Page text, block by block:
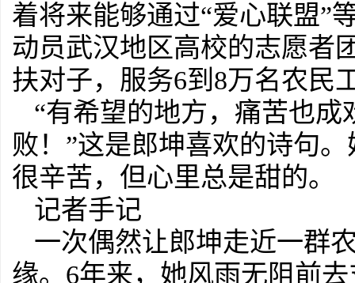
着将来能够通过“爱心联盟”
动员武汉地区高校的志愿者
扶对子，服务6到8万名农民
“有希望的地方，痛苦也
败！”这是郎坤喜欢的诗句
很辛苦，但心里总是甜的。
记者手记
一次偶然让郎坤走近一群
缘。6年来，她风雨无阻前